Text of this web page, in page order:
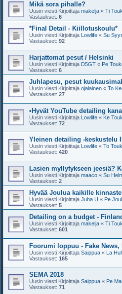
Mikä sora pihalle?
Uusin viesti Kirjoittaja makelja « Ti
Vastaukset: 6
*Final Detail - Kiillotuskoulu*
Uusin viesti Kirjoittaja Lowlife « Su
Vastaukset: 92
Harjattomat pesut / Helsinki
Uusin viesti Kirjoittaja D5GT « Pe
Vastaukset: 6
Juhlapesu, pesut
Uusin viesti Kirjoittaja ojalainen « To
Vastaukset: 27
•Hyvät YouTube detailing
Uusin viesti Kirjoittaja Lowlife « Ke
Vastaukset: 72
Yleinen detailing -keskustelu II
Uusin viesti Kirjoittaja Lowlife « To
Vastaukset: 420
Lasien myllytykseen jeesiä?
Uusin viesti Kirjoittaja maaco « Su
Vastaukset: 2
Hyvää Joulua kaikille
Uusin viesti Kirjoittaja Juha U « Pe
Vastaukset: 5
Detailing on a budget -
Uusin viesti Kirjoittaja makelja « Ti
Vastaukset: 601
Foorumi loppuu - Fake
Uusin viesti Kirjoittaja Saippua « La
Vastaukset: 165
SEMA 2018
Uusin viesti Kirjoittaja Saippua « Pe
Vastaukset: 71